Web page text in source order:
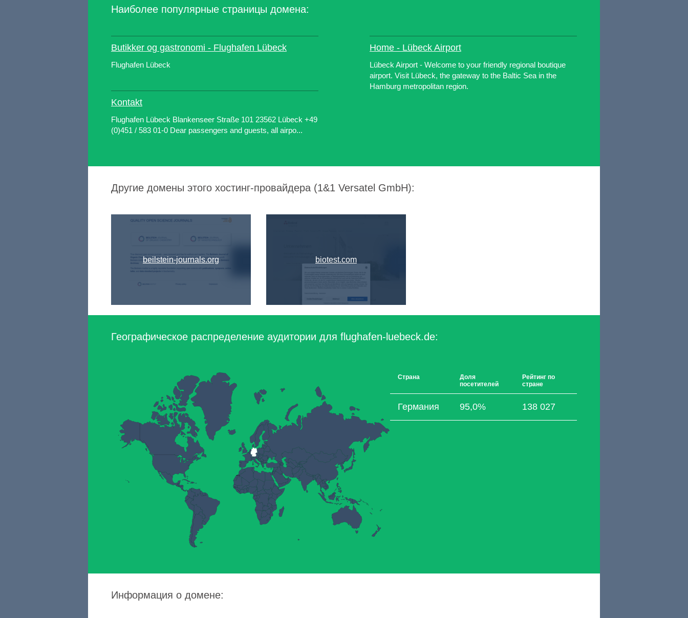
Наиболее популярные страницы домена:
Butikker og gastronomi - Flughafen Lübeck
Flughafen Lübeck
Kontakt
Flughafen Lübeck Blankenseer Straße 101 23562 Lübeck +49
(0)451 / 583 01-0 Dear passengers and guests, all airpo...
Home - Lübeck Airport
Lübeck Airport - Welcome to your friendly regional boutique
airport. Visit Lübeck, the gateway to the Baltic Sea in the
Hamburg metropolitan region.
Другие домены этого хостинг-провайдера (1&1 Versatel GmbH):
beilstein-journals.org biotest.com
Географическое распределение аудитории для flughafen-luebeck.de:
Страна
Доля
посетителей
Рейтинг по
стране
Германия 95,0% 138 027
Информация о домене: